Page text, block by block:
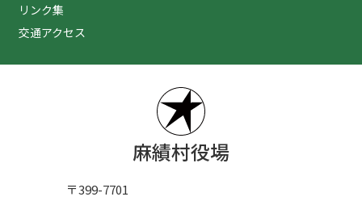
リンク集
交通アクセス
麻績村役場
〒399-7701